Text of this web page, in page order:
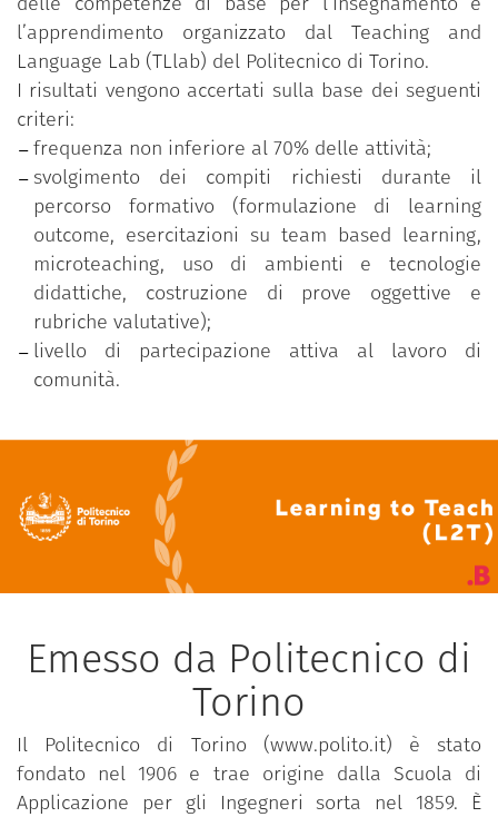
l’apprendimento organizzato dal Teaching and
Language Lab (TLlab) del Politecnico di Torino.
I risultati vengono accertati sulla base dei seguenti
criteri:
frequenza non inferiore al 70% delle attività;
svolgimento dei compiti richiesti durante il
percorso formativo (formulazione di learning
outcome, esercitazioni su team based learning,
microteaching, uso di ambienti e tecnologie
didattiche, costruzione di prove oggettive e
rubriche valutative);
livello di partecipazione attiva al lavoro di
comunità.
Emesso da Politecnico di
Torino
Il Politecnico di Torino (www.polito.it) è stato
fondato nel 1906 e trae origine dalla Scuola di
Applicazione per gli Ingegneri sorta nel 1859. È